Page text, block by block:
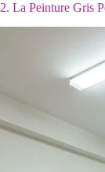
2. La Peinture Gris